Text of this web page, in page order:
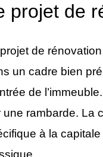
projet de
de
un cadre bien
de
une rambarde. La
à la